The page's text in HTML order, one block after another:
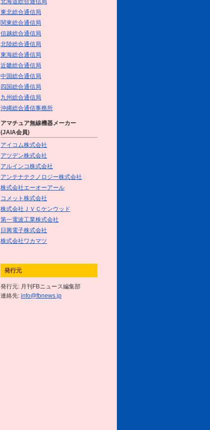
【新連載】What a tasty time! ～
グルメYLたちのGirl'sトーク♥～
／第１回 FB Girlsのプライベー
トQSO with 土瓶蒸しのリゾッ
トを掲載しました
2016/10/1
10月号をアップしました
2016/9/15
FB Girlsが行く!!～元気娘がアマ
チュア無線を体験～／＜第2話＞
験!!を掲載しました
2016/9/1
9月号をアップしました
2016/8/17
チュア無線を体験～／＜第1話＞
元気娘がアマチュア無線の国家試
験に挑戦!!を掲載しました
2016/8/1
8月号をアップしました
7月号をアップしました
2016/6/1
6月号をアップしました
北海道総合通信局
東北総合通信局
関東総合通信局
信越総合通信局
北陸総合通信局
東海総合通信局
近畿総合通信局
中国総合通信局
四国総合通信局
九州総合通信局
沖縄総合通信事務所
アマチュア無線機器メーカー
(JAIA会員)
アイコム株式会社
アツデン株式会社
アルインコ株式会社
アンテナテクノロジー株式会社
株式会社エーオーアール
コメット株式会社
株式会社ＪＶＣケンウッド
第一電波工業株式会社
日興電子株式会社
株式会社ワカマツ
発行元
発行元: 月刊FBニュース編集部
連絡先: info@fbnews.jp